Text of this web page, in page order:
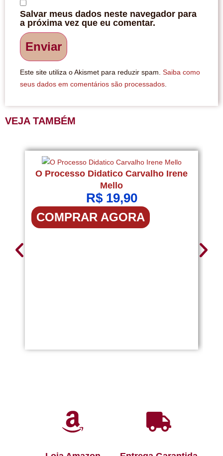
Salvar meus dados neste navegador para
a próxima vez que eu comentar.
Este site utiliza o Akismet para reduzir spam. Saiba como
seus dados em comentários são processados
VEJA TAMBÉM
O Processo Didatico Carvalho Irene
Mello
R$19,90
COMPRAR AGORA